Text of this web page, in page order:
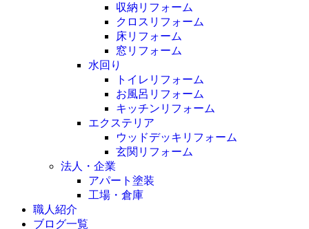
収納リフォーム
クロスリフォーム
床リフォーム
窓リフォーム
水回り
トイレリフォーム
お風呂リフォーム
キッチンリフォーム
エクステリア
ウッドデッキリフォーム
玄関リフォーム
法人・企業
アパート塗装
工場・倉庫
職人紹介
ブログ一覧